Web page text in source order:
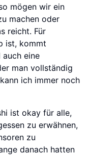
mögen wir ein
machen oder
reicht. Für
ist, kommt
eine
man vollständig
ich immer noch
ist okay für alle,
zu erwähnen,
zu
danach hatten